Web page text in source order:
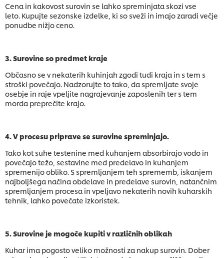
Cena in kakovost surovin se lahko spreminjata skozi vse
leto. Kupujte sezonske izdelke, ki so sveži in imajo zaradi večje
ponudbe nižjo ceno.
3. Surovine so predmet kraje
Občasno se v nekaterih kuhinjah zgodi tudi kraja in s tem s
stroški povečajo. Nadzorujte to tako, da spremljate svoje
osebje in raje vpeljite nagrajevanje zaposlenih ter s tem
morda preprečite krajo.
4. V procesu priprave se surovine spreminjajo.
Tako kot suhe testenine med kuhanjem absorbirajo vodo in
povečajo težo, sestavine med predelavo in kuhanjem
spremenijo obliko. S spremljanjem teh sprememb, iskanjem
najboljšega načina obdelave in predelave surovin, natančnim
spremljanjem procesa in vpeljavo nekaterih novih kuharskih
tehnik, lahko povečate izkoristek.
5. Surovine je mogoče kupiti v različnih oblikah
Kuhar ima pogosto veliko možnosti za nakup surovin. Dober